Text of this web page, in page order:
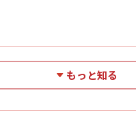
もっと知る